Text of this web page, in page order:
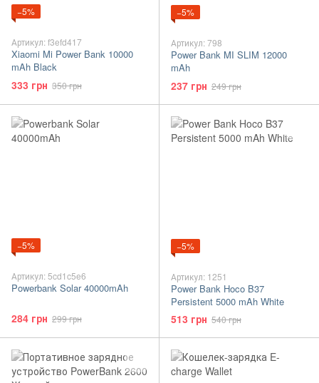
−5%
Артикул: f3efd417
Xiaomi Mi Power Bank 10000
mAh Black
333 грн 350 грн
−5%
Артикул: 798
Power Bank MI SLIM 12000
mAh
237 грн 249 грн
−5%
Артикул: 5cd1c5e6
Powerbank Solar 40000mAh
284 грн 299 грн
−5%
Артикул: 1251
Power Bank Hoco B37
Persistent 5000 mAh White
513 грн 540 грн